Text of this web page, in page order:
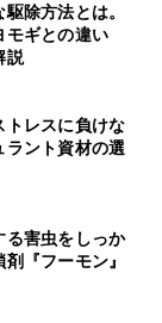
除方法とは。
モギとの違い
説
トレスに負けな
ラント資材の選
る害虫をしっか
『フーモン』